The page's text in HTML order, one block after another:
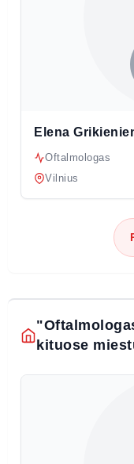
Elena
Oftalmologas
Vilnius
kituose